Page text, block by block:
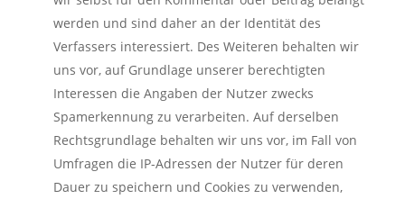
werden und sind daher an der Identität des
Verfassers interessiert. Des Weiteren behalten wir
uns vor, auf Grundlage unserer berechtigten
Interessen die Angaben der Nutzer zwecks
Spamerkennung zu verarbeiten. Auf derselben
Rechtsgrundlage behalten wir uns vor, im Fall von
Umfragen die IP-Adressen der Nutzer für deren
Dauer zu speichern und Cookies zu verwenden,